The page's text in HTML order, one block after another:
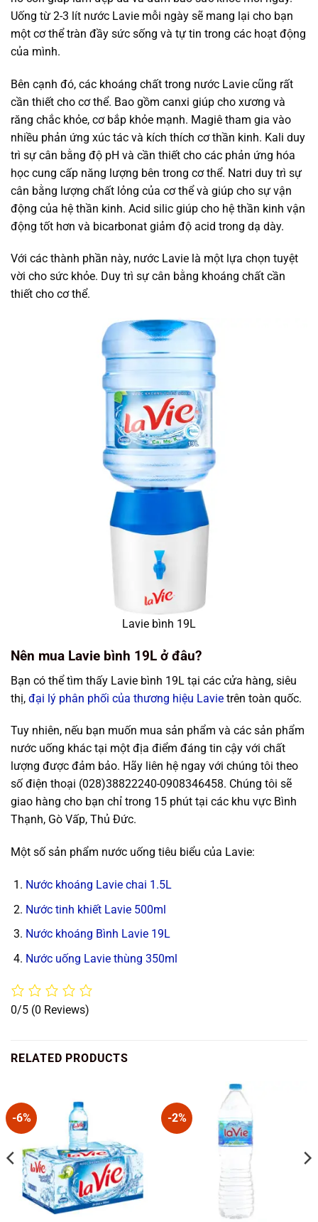
Uống từ 2-3 lít nước Lavie mỗi ngày sẽ mang lại cho bạn
một cơ thể tràn đầy sức sống và tự tin trong các hoạt động
của mình.
Bên cạnh đó, các khoáng chất trong nước Lavie cũng rất
cần thiết cho cơ thể. Bao gồm canxi giúp cho xương và
răng chắc khỏe, cơ bắp khỏe mạnh. Magiê tham gia vào
nhiều phản ứng xúc tác và kích thích cơ thần kinh. Kali duy
trì sự cân bằng độ pH và cần thiết cho các phản ứng hóa
học cung cấp năng lượng bên trong cơ thể. Natri duy trì sự
cân bằng lượng chất lỏng của cơ thể và giúp cho sự vận
động của hệ thần kinh. Acid silic giúp cho hệ thần kinh vận
động tốt hơn và bicarbonat giảm độ acid trong dạ dày.
Với các thành phần này, nước Lavie là một lựa chọn tuyệt
vời cho sức khỏe. Duy trì sự cân bằng khoáng chất cần
thiết cho cơ thể.
Lavie bình 19L
Nên mua Lavie bình 19L ở đâu?
Bạn có thể tìm thấy Lavie bình 19L tại các cửa hàng, siêu
thị, đại lý phân phối của thương hiệu Lavie trên toàn quốc.
Tuy nhiên, nếu bạn muốn mua sản phẩm và các sản phẩm
nước uống khác tại một địa điểm đáng tin cậy với chất
lượng được đảm bảo. Hãy liên hệ ngay với chúng tôi theo
số điện thoại (028)38822240-0908346458. Chúng tôi sẽ
giao hàng cho bạn chỉ trong 15 phút tại các khu vực Bình
Thạnh, Gò Vấp, Thủ Đức.
Một số sản phẩm nước uống tiêu biểu của Lavie:
Nước khoáng Lavie chai 1.5L
Nước tinh khiết Lavie 500ml
Nước khoáng Bình Lavie 19L
Nước uống Lavie thùng 350ml
0/5 (0 Reviews)
RELATED PRODUCTS
-6% -2%